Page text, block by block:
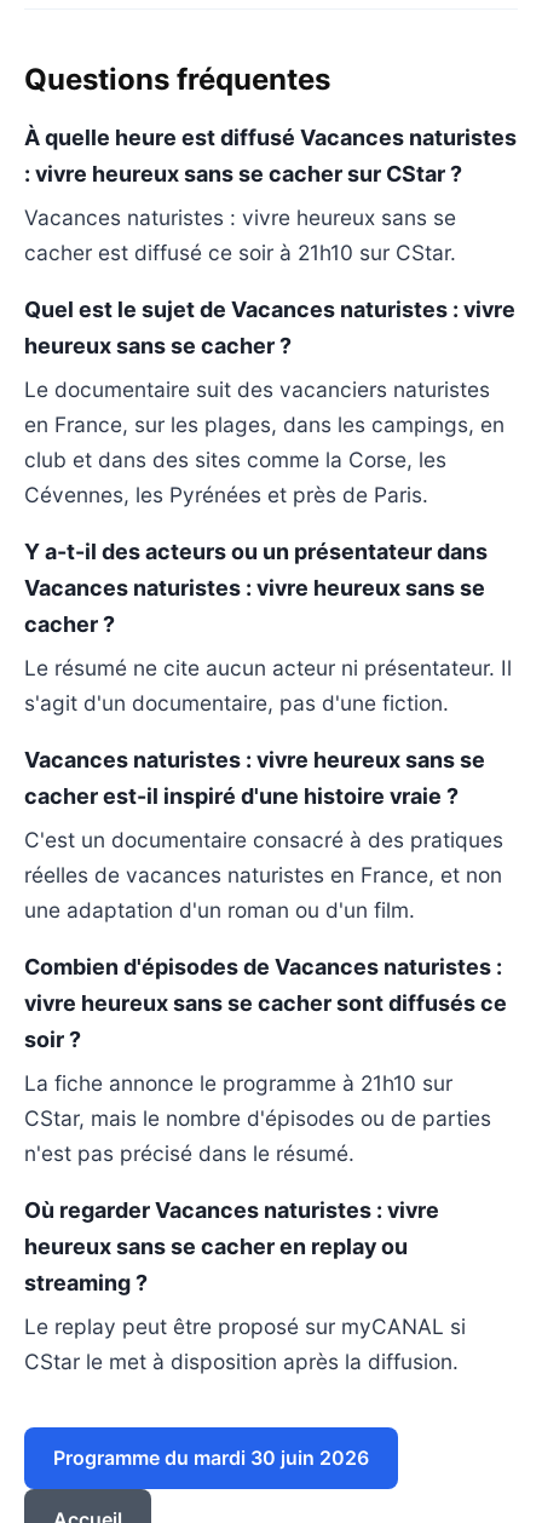
Questions fréquentes
À quelle heure est diffusé Vacances naturistes
: vivre heureux sans se cacher sur CStar ?
Vacances naturistes : vivre heureux sans se
cacher est diffusé ce soir à 21h10 sur CStar.
Quel est le sujet de Vacances naturistes : vivre
heureux sans se cacher ?
Le documentaire suit des vacanciers naturistes
en France, sur les plages, dans les campings, en
club et dans des sites comme la Corse, les
Cévennes, les Pyrénées et près de Paris.
Y a-t-il des acteurs ou un présentateur dans
Vacances naturistes : vivre heureux sans se
cacher ?
Le résumé ne cite aucun acteur ni présentateur. Il
s'agit d'un documentaire, pas d'une fiction.
Vacances naturistes : vivre heureux sans se
cacher est-il inspiré d'une histoire vraie ?
C'est un documentaire consacré à des pratiques
réelles de vacances naturistes en France, et non
une adaptation d'un roman ou d'un film.
Combien d'épisodes de Vacances naturistes :
vivre heureux sans se cacher sont diffusés ce
soir ?
La fiche annonce le programme à 21h10 sur
CStar, mais le nombre d'épisodes ou de parties
n'est pas précisé dans le résumé.
Où regarder Vacances naturistes : vivre
heureux sans se cacher en replay ou
streaming ?
Le replay peut être proposé sur myCANAL si
CStar le met à disposition après la diffusion.
Programme du mardi 30 juin 2026